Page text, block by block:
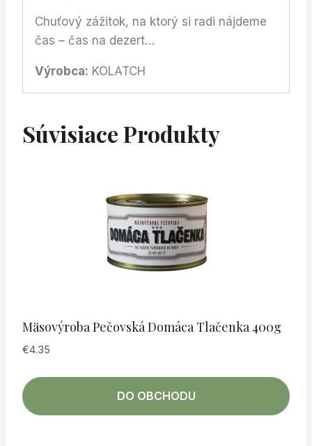
Chuťový zážitok, na ktorý si radi nájdeme
čas – čas na dezert…
Výrobca: KOLATCH
Súvisiace Produkty
Mäsovýroba Pečovská Domáca Tlačenka 400g
€4.35
DO OBCHODU